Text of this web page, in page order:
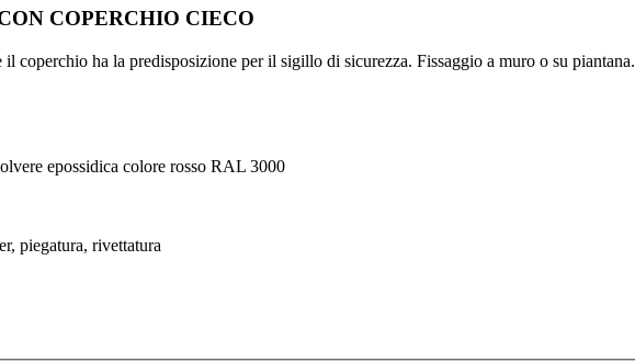
COPERCHIO CIECO
coperchio ha la predisposizione per il sigillo di sicurezza. Fissaggio a muro o su piantana.
epossidica colore rosso RAL 3000
piegatura, rivettatura